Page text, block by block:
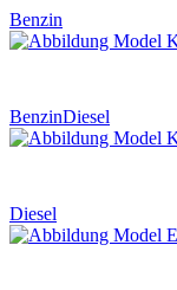
Benzin
BenzinDiesel
Diesel